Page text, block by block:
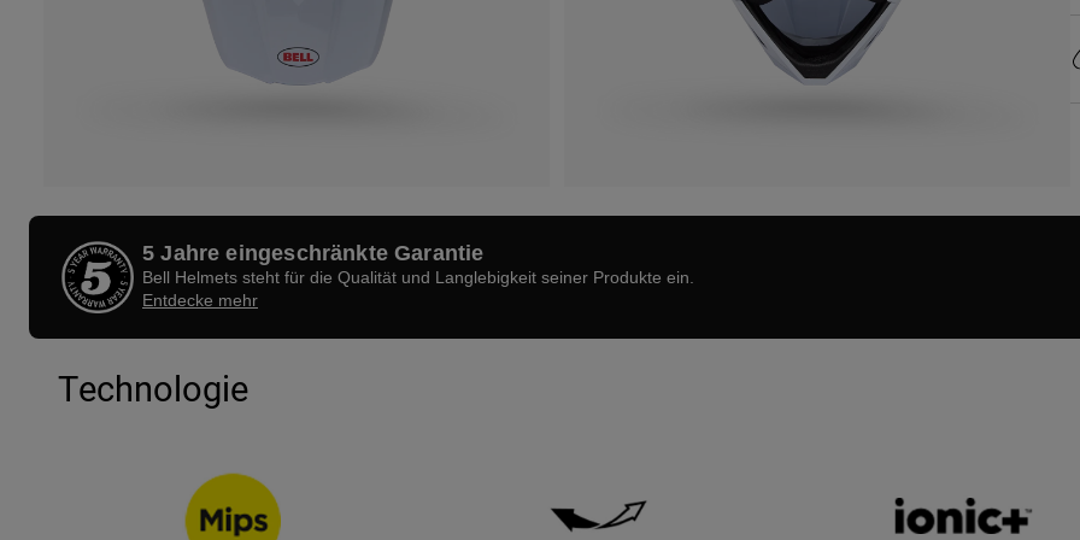
5 Jahre eingeschränkte Garantie
Bell Helmets steht für die Qualität und Langlebigkeit seiner Produkte ein.
Entdecke mehr
Technologie